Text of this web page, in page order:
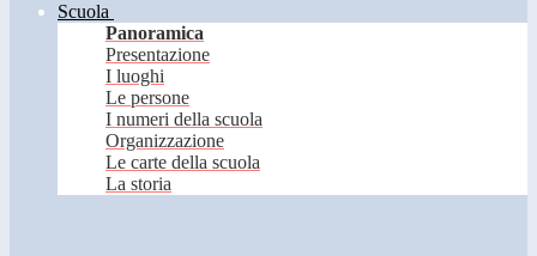
Scuola
Panoramica
Presentazione
I luoghi
Le persone
I numeri della scuola
Organizzazione
Le carte della scuola
La storia